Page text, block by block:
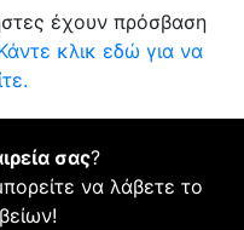
έχουν πρόσβαση
κλικ εδώ για να
σας?
να λάβετε το